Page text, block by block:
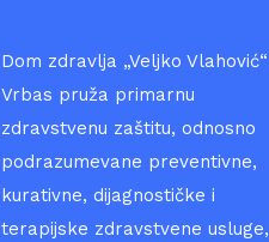
Dom zdravlja „Veljko Vlahović“
Vrbas pruža primarnu
zdravstvenu zaštitu, odnosno
podrazumevane preventivne,
kurativne, dijagnostičke i
terapijske zdravstvene usluge,